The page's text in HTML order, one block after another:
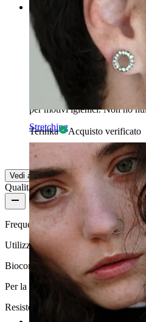
Stretching
Bellissimo piercing,
Il piercing è fantastico.
di acquistarlo. Il negozio
pagine chiare e ottimi prezzi,
per motivi igienici. Non ho
Terinka Acquisto verificato
Tradotto dall'IA Mostra originale
Vedi altro
Qualità del prodotto
Frequenza di utilizzo
Utilizzo moderato
Biocompatibilità
Per la maggior parte dei tipi di pelle
Resistenza all'acqua